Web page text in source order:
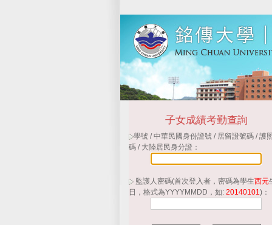
子女成績考勤查詢
學號 / 中華民國身份證號 / 居留證號碼 / 護
碼 / 大陸居民身分證：
監護人密碼(首次登入者，密碼為學生西元
日，格式為YYYYMMDD，如: 20140101)：